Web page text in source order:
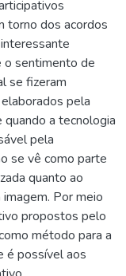
torno dos acordos
o sentimento de
se fizeram
pela
quando a tecnologia
pela
se vê como parte
quanto ao
Por meio
propostos pelo
método para a
é possível aos